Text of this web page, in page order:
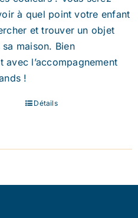
à quel point votre enfant
et trouver un objet
maison. Bien
avec l’accompagnement
!
Détails